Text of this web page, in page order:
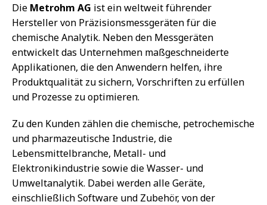
Die Metrohm AG ist ein weltweit führender
Hersteller von Präzisionsmessgeräten für die
chemische Analytik. Neben den Messgeräten
entwickelt das Unternehmen maßgeschneiderte
Applikationen, die den Anwendern helfen, ihre
Produktqualität zu sichern, Vorschriften zu erfüllen
und Prozesse zu optimieren.
Zu den Kunden zählen die chemische, petrochemische
und pharmazeutische Industrie, die
Lebensmittelbranche, Metall- und
Elektronikindustrie sowie die Wasser- und
Umweltanalytik. Dabei werden alle Geräte,
einschließlich Software und Zubehör, von der